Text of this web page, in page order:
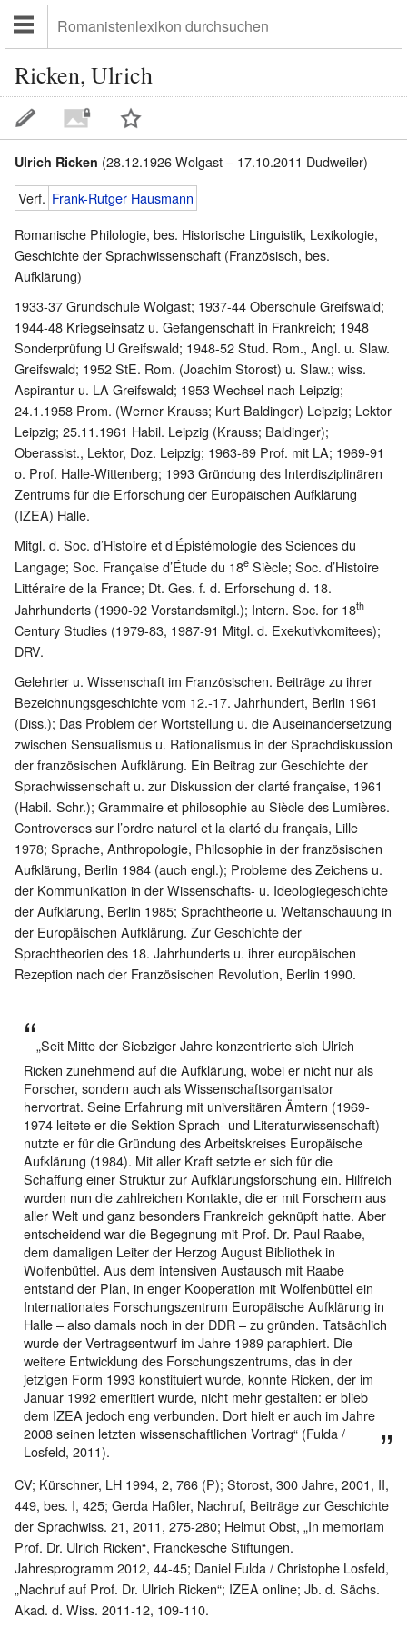
Ricken, Ulrich
Ulrich Ricken (28.12.1926 Wolgast – 17.10.2011 Dudweiler)
Verf. Frank-Rutger Hausmann
Romanische Philologie, bes. Historische Linguistik, Lexikologie,
Geschichte der Sprachwissenschaft (Französisch, bes.
Aufklärung)
1933-37 Grundschule Wolgast; 1937-44 Oberschule Greifswald;
1944-48 Kriegseinsatz u. Gefangenschaft in Frankreich; 1948
Sonderprüfung U Greifswald; 1948-52 Stud. Rom., Angl. u. Slaw.
Greifswald; 1952 StE. Rom. (Joachim Storost) u. Slaw.; wiss.
Aspirantur u. LA Greifswald; 1953 Wechsel nach Leipzig;
24.1.1958 Prom. (Werner Krauss; Kurt Baldinger) Leipzig; Lektor
Leipzig; 25.11.1961 Habil. Leipzig (Krauss; Baldinger);
Oberassist., Lektor, Doz. Leipzig; 1963-69 Prof. mit LA; 1969-91
o. Prof. Halle-Wittenberg; 1993 Gründung des Interdisziplinären
Zentrums für die Erforschung der Europäischen Aufklärung
(IZEA) Halle.
Mitgl. d. Soc. d’Histoire et d’Épistémologie des Sciences du
Langage; Soc. Française d’Étude du 18e Siècle; Soc. d’Histoire
Littéraire de la France; Dt. Ges. f. d. Erforschung d. 18.
Jahrhunderts (1990-92 Vorstandsmitgl.); Intern. Soc. for 18th
Century Studies (1979-83, 1987-91 Mitgl. d. Exekutivkomitees);
DRV.
Gelehrter u. Wissenschaft im Französischen. Beiträge zu ihrer
Bezeichnungsgeschichte vom 12.-17. Jahrhundert, Berlin 1961
(Diss.); Das Problem der Wortstellung u. die Auseinandersetzung
zwischen Sensualismus u. Rationalismus in der Sprachdiskussion
der französischen Aufklärung. Ein Beitrag zur Geschichte der
Sprachwissenschaft u. zur Diskussion der clarté française, 1961
(Habil.-Schr.); Grammaire et philosophie au Siècle des Lumières.
Controverses sur l’ordre naturel et la clarté du français, Lille
1978; Sprache, Anthropologie, Philosophie in der französischen
Aufklärung, Berlin 1984 (auch engl.); Probleme des Zeichens u.
der Kommunikation in der Wissenschafts- u. Ideologiegeschichte
der Aufklärung, Berlin 1985; Sprachtheorie u. Weltanschauung in
der Europäischen Aufklärung. Zur Geschichte der
Sprachtheorien des 18. Jahrhunderts u. ihrer europäischen
Rezeption nach der Französischen Revolution, Berlin 1990.
„Seit Mitte der Siebziger Jahre konzentrierte sich Ulrich
Ricken zunehmend auf die Aufklärung, wobei er nicht nur als
Forscher, sondern auch als Wissenschaftsorganisator
hervortrat. Seine Erfahrung mit universitären Ämtern (1969-
1974 leitete er die Sektion Sprach- und Literaturwissenschaft)
nutzte er für die Gründung des Arbeitskreises Europäische
Aufklärung (1984). Mit aller Kraft setzte er sich für die
Schaffung einer Struktur zur Aufklärungsforschung ein. Hilfreich
wurden nun die zahlreichen Kontakte, die er mit Forschern aus
aller Welt und ganz besonders Frankreich geknüpft hatte. Aber
entscheidend war die Begegnung mit Prof. Dr. Paul Raabe,
dem damaligen Leiter der Herzog August Bibliothek in
Wolfenbüttel. Aus dem intensiven Austausch mit Raabe
entstand der Plan, in enger Kooperation mit Wolfenbüttel ein
Internationales Forschungszentrum Europäische Aufklärung in
Halle – also damals noch in der DDR – zu gründen. Tatsächlich
wurde der Vertragsentwurf im Jahre 1989 paraphiert. Die
weitere Entwicklung des Forschungszentrums, das in der
jetzigen Form 1993 konstituiert wurde, konnte Ricken, der im
Januar 1992 emeritiert wurde, nicht mehr gestalten: er blieb
dem IZEA jedoch eng verbunden. Dort hielt er auch im Jahre
2008 seinen letzten wissenschaftlichen Vortrag“ (Fulda /
Losfeld, 2011).
CV; Kürschner, LH 1994, 2, 766 (P); Storost, 300 Jahre, 2001, II,
449, bes. I, 425; Gerda Haßler, Nachruf, Beiträge zur Geschichte
der Sprachwiss. 21, 2011, 275-280; Helmut Obst, „In memoriam
Prof. Dr. Ulrich Ricken“, Franckesche Stiftungen.
Jahresprogramm 2012, 44-45; Daniel Fulda / Christophe Losfeld,
„Nachruf auf Prof. Dr. Ulrich Ricken“; IZEA online; Jb. d. Sächs.
Akad. d. Wiss. 2011-12, 109-110.